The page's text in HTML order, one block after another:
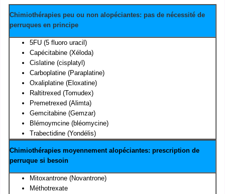
Chimiothérapies peu ou non alopéciantes: pas de nécessité de
perruques en principe
5FU (5 fluoro uracil)
Capécitabine (Xéloda)
Cislatine (cisplatyl)
Carboplatine (Paraplatine)
Oxaliplatine (Eloxatine)
Raltitrexed (Tomudex)
Premetrexed (Alimta)
Gemcitabine (Gemzar)
Blémoymcine (bléomycine)
Trabectidine (Yondélis)
Chimiothérapies moyennement alopéciantes: prescription de
perruque si besoin
Mitoxantrone (Novantrone)
Méthotrexate